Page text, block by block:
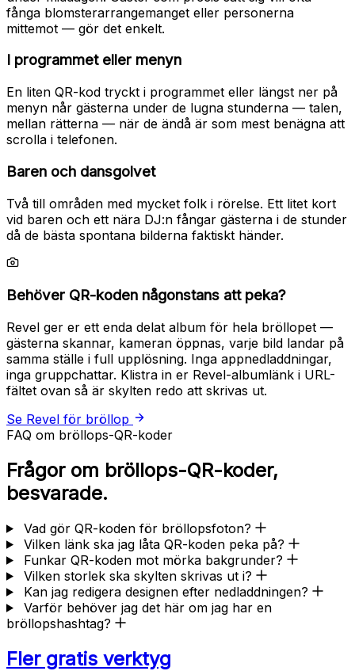
fånga blomsterarrangemanget eller personerna
mittemot — gör det enkelt.
I programmet eller menyn
En liten QR-kod tryckt i programmet eller längst ner på
menyn når gästerna under de lugna stunderna — talen,
mellan rätterna — när de ändå är som mest benägna att
scrolla i telefonen.
Baren och dansgolvet
Två till områden med mycket folk i rörelse. Ett litet kort
vid baren och ett nära DJ:n fångar gästerna i de stunder
då de bästa spontana bilderna faktiskt händer.
Behöver QR-koden någonstans att peka?
Revel ger er ett enda delat album för hela bröllopet —
gästerna skannar, kameran öppnas, varje bild landar på
samma ställe i full upplösning. Inga appnedladdningar,
inga gruppchattar. Klistra in er Revel-albumlänk i URL-
fältet ovan så är skylten redo att skrivas ut.
Se Revel för bröllop
FAQ om bröllops-QR-koder
Frågor om bröllops-QR-koder,
besvarade.
Vad gör QR-koden för bröllopsfoton?
Vilken länk ska jag låta QR-koden peka på?
Funkar QR-koden mot mörka bakgrunder?
Vilken storlek ska skylten skrivas ut i?
Kan jag redigera designen efter nedladdningen?
Varför behöver jag det här om jag har en
bröllopshashtag?
Fler gratis verktyg